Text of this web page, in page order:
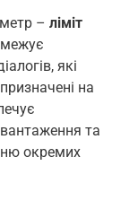
– ліміт
які
на
та
окремих